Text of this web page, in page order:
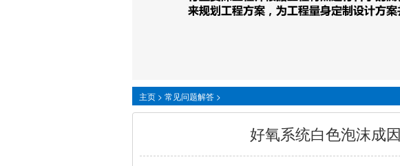
主页 > 常见问题解答 >
好氧系统白色泡沫成